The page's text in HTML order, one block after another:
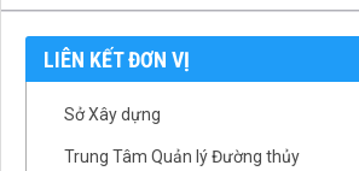
LIÊN KẾT ĐƠN VỊ
Sở Xây dựng
Trung Tâm Quản lý Đường thủy